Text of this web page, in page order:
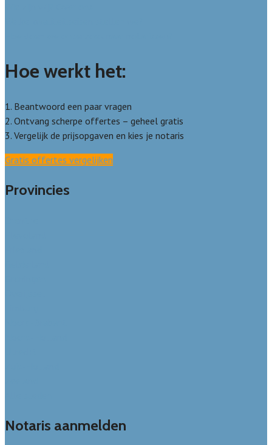
Hoe werkt het:
1. Beantwoord een paar vragen
2. Ontvang scherpe offertes – geheel gratis
3. Vergelijk de prijsopgaven en kies je notaris
Gratis offertes vergelijken
Provincies
Notaris aanmelden